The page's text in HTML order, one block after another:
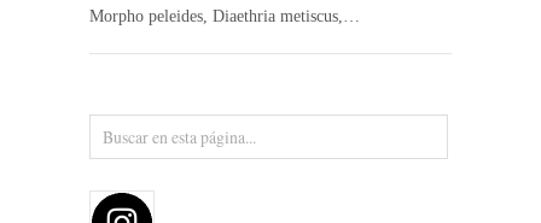
Morpho peleides, Diaethria metiscus,…